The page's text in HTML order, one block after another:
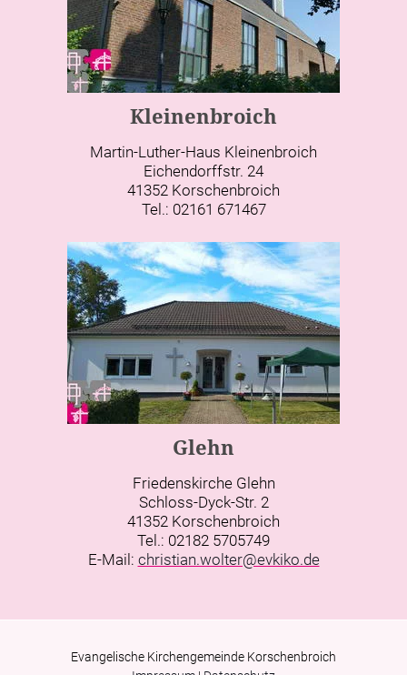
Kleinenbroich
Martin-Luther-Haus Kleinenbroich
Eichendorffstr. 24
41352 Korschenbroich
Tel.: 02161 671467
Glehn
Friedenskirche Glehn
Schloss-Dyck-Str. 2
41352 Korschenbroich
Tel.: 02182 5705749
E-Mail: christian.wolter@evkiko.de
Evangelische Kirchengemeinde Korschenbroich